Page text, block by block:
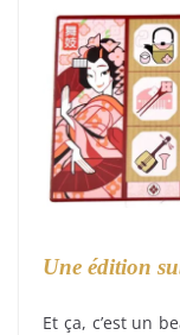
Une édition
Et ça, c’est un